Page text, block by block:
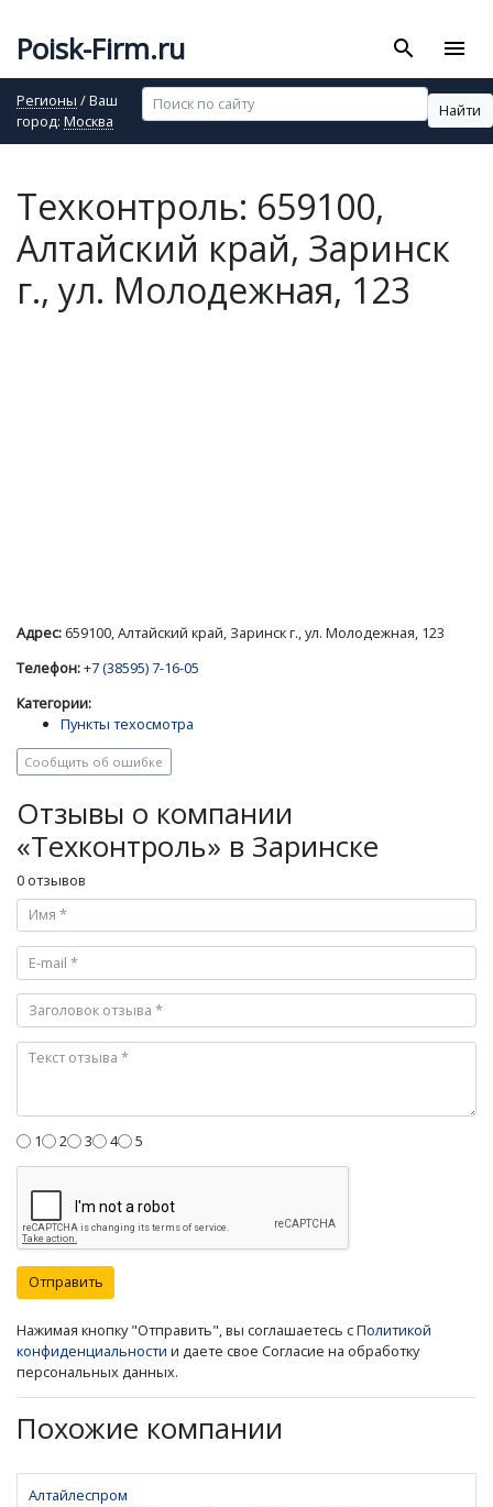
Poisk-Firm.ru search menu
Регионы / Ваш
город: Москва
Найти
Техконтроль: 659100,
Алтайский край, Заринск
г., ул. Молодежная, 123
Адрес: 659100, Алтайский край, Заринск г., ул. Молодежная, 123
Телефон:+7 (38595) 7-16-05
Категории:
Пункты техосмотра
Сообщить об ошибке
Отзывы о компании
«Техконтроль» в Заринске
0 отзывов
1 2 3 4 5
Отправить
Нажимая кнопку "Отправить", вы соглашаетесь сПолитикой
конфиденциальности и даете свое Согласие на обработку
персональных данных.
Похожие компании
Алтайлеспром